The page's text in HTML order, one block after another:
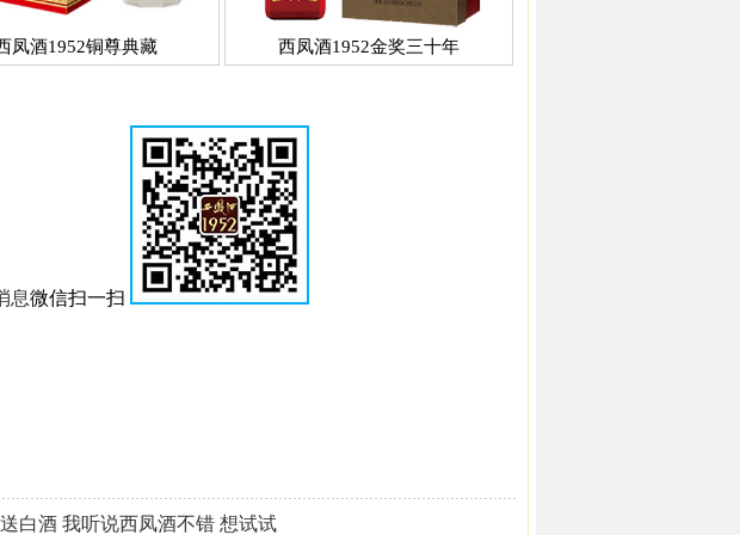
凤酒1952铜尊典藏 西凤酒1952金奖三十年
微信扫一扫
白酒 我听说西凤酒不错 想试试